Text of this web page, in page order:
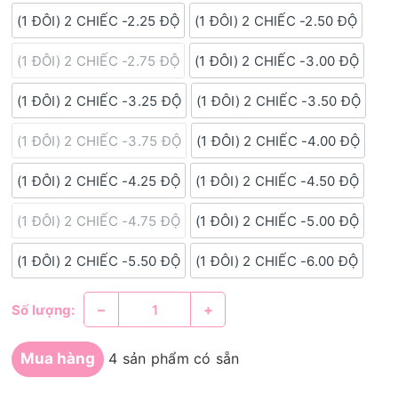
(1 ĐÔI) 2 CHIẾC -2.25 ĐỘ (1 ĐÔI) 2 CHIẾC -2.50 ĐỘ
(1 ĐÔI) 2 CHIẾC -2.75 ĐỘ (1 ĐÔI) 2 CHIẾC -3.00 ĐỘ
(1 ĐÔI) 2 CHIẾC -3.25 ĐỘ (1 ĐÔI) 2 CHIẾC -3.50 ĐỘ
(1 ĐÔI) 2 CHIẾC -3.75 ĐỘ (1 ĐÔI) 2 CHIẾC -4.00 ĐỘ
(1 ĐÔI) 2 CHIẾC -4.25 ĐỘ (1 ĐÔI) 2 CHIẾC -4.50 ĐỘ
(1 ĐÔI) 2 CHIẾC -4.75 ĐỘ (1 ĐÔI) 2 CHIẾC -5.00 ĐỘ
(1 ĐÔI) 2 CHIẾC -5.50 ĐỘ (1 ĐÔI) 2 CHIẾC -6.00 ĐỘ
Số lượng: – +
Mua hàng 4 sản phẩm có sẵn